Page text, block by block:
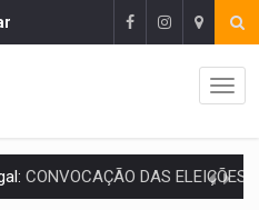
2ª edição da feira começa nesta quinta-feira (6) no